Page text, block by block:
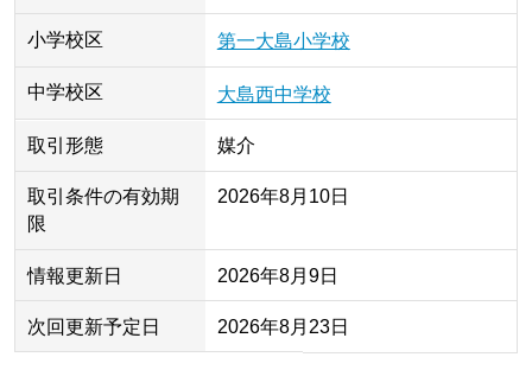
小学校区 第一大島小学校
中学校区 大島西中学校
取引形態 媒介
取引条件の有効期
限
2026年8月10日
情報更新日 2026年8月9日
次回更新予定日 2026年8月23日